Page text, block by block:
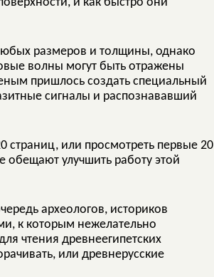
размеров и толщины, однако
волны могут быть отражены
пришлось создать специальный
сигналы и распознававший
страниц, или просмотреть первые 20
улучшить работу этой
археологов, историков
к которым нежелательно
чтения древнеегипетских
или древнерусские